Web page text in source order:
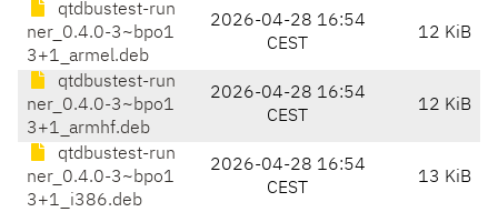
qtdbustest-run
ner_0.4.0-3~bpo1
3+1_armel.deb
2026-04-28 16:54
CEST
12 KiB
qtdbustest-run
ner_0.4.0-3~bpo1
3+1_armhf.deb
2026-04-28 16:54
CEST
12 KiB
qtdbustest-run
ner_0.4.0-3~bpo1
3+1_i386.deb
2026-04-28 16:54
CEST
13 KiB